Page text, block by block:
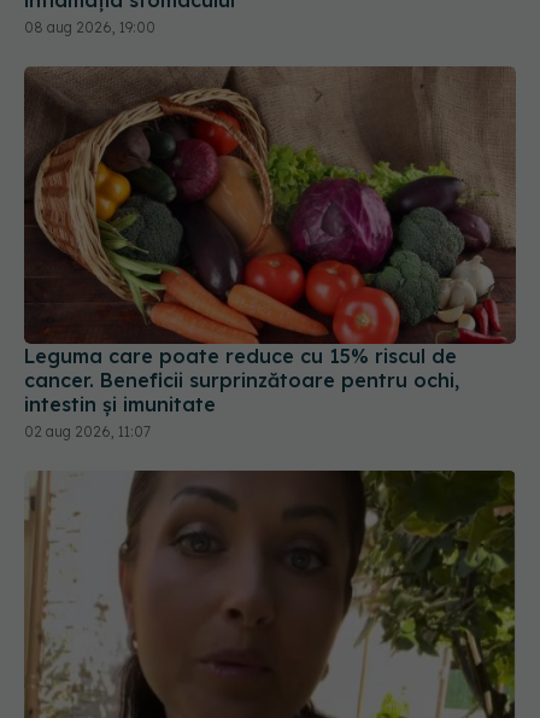
Leguma care poate reduce cu 15% riscul de
cancer. Beneficii surprinzătoare pentru ochi,
intestin și imunitate
02 aug 2026, 11:07
Gabriela Cristea, manifest pentru respect și
acceptare: Corpul fiecăruia spune o poveste